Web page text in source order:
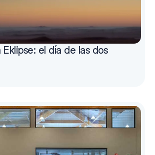
el día de las dos